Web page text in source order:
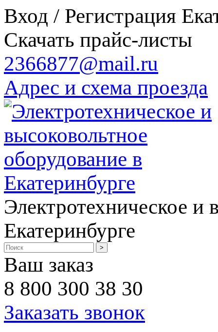
Вход / Регистрация
Скачать прайс-листы
2366877@mail.ru
Адрес и схема проезда
Электротехническое и
Екатеринбурге
Ваш заказ
8 800 300 38 30
Заказать звонок